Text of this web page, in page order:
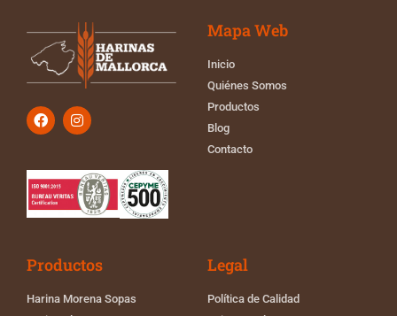
Mapa Web
Inicio
Quiénes Somos
Productos
Blog
Contacto
Productos
Harina Morena Sopas
Legal
Política de Calidad